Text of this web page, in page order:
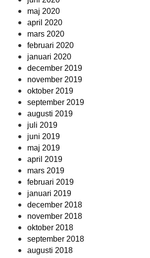
maj 2020
april 2020
mars 2020
februari 2020
januari 2020
december 2019
november 2019
oktober 2019
september 2019
augusti 2019
juli 2019
juni 2019
maj 2019
april 2019
mars 2019
februari 2019
januari 2019
december 2018
november 2018
oktober 2018
september 2018
augusti 2018